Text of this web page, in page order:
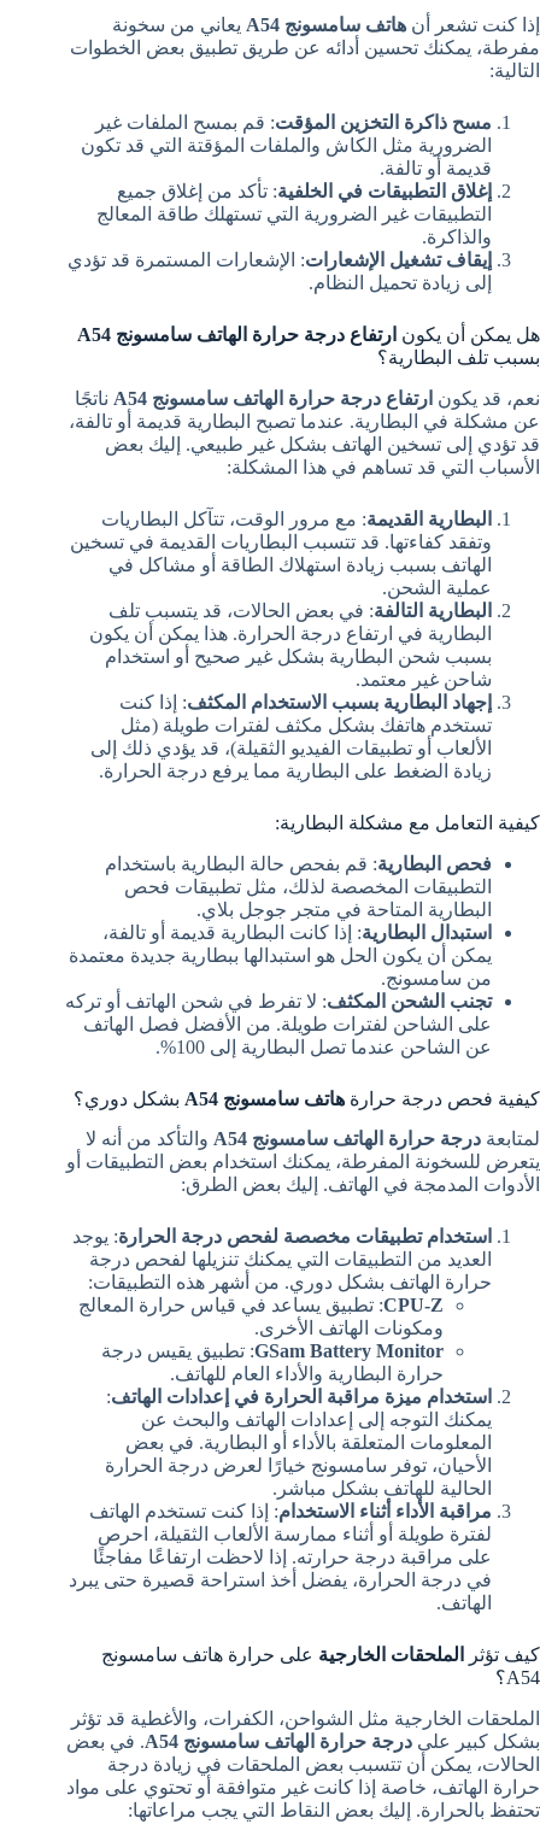
إذا كنت تشعر أن هاتف سامسونج A54
يعاني من سخونة
مفرطة، يمكنك تحسين أدائه عن طريق تطبيق بعض الخطوات
التالية:
مسح ذاكرة التخزين المؤقت: قم بمسح الملفات غير
الضرورية مثل الكاش والملفات المؤقتة التي قد تكون
قديمة أو تالفة.
إغلاق التطبيقات في الخلفية: تأكد من إغلاق جميع
التطبيقات غير الضرورية التي تستهلك طاقة المعالج
والذاكرة.
إيقاف تشغيل الإشعارات: الإشعارات المستمرة قد تؤدي
إلى زيادة تحميل النظام.
هل يمكن أن يكون ارتفاع درجة حرارة الهاتف سامسونج A54
بسبب تلف البطارية؟
نعم، قد يكون ارتفاع درجة حرارة الهاتف سامسونج A54
ناتجًا
عن مشكلة في البطارية. عندما تصبح البطارية قديمة أو تالفة،
قد تؤدي إلى تسخين الهاتف بشكل غير طبيعي. إليك بعض
الأسباب التي قد تساهم في هذا المشكلة:
البطارية القديمة: مع مرور الوقت، تتآكل البطاريات
وتفقد كفاءتها. قد تتسبب البطاريات القديمة في تسخين
الهاتف بسبب زيادة استهلاك الطاقة أو مشاكل في
عملية الشحن.
البطارية التالفة: في بعض الحالات، قد يتسبب تلف
البطارية في ارتفاع درجة الحرارة. هذا يمكن أن يكون
بسبب شحن البطارية بشكل غير صحيح أو استخدام
شاحن غير معتمد.
إجهاد البطارية بسبب الاستخدام المكثف: إذا كنت
تستخدم هاتفك بشكل مكثف لفترات طويلة (مثل
الألعاب أو تطبيقات الفيديو الثقيلة)، قد يؤدي ذلك إلى
زيادة الضغط على البطارية مما يرفع درجة الحرارة.
كيفية التعامل مع مشكلة البطارية:
فحص البطارية: قم بفحص حالة البطارية باستخدام
التطبيقات المخصصة لذلك، مثل تطبيقات فحص
البطارية المتاحة في متجر جوجل بلاي.
استبدال البطارية: إذا كانت البطارية قديمة أو تالفة،
يمكن أن يكون الحل هو استبدالها ببطارية جديدة معتمدة
من سامسونج.
تجنب الشحن المكثف: لا تفرط في شحن الهاتف أو تركه
على الشاحن لفترات طويلة. من الأفضل فصل الهاتف
عن الشاحن عندما تصل البطارية إلى 100%.
كيفية فحص درجة حرارة هاتف سامسونج A54
بشكل دوري؟
لمتابعة درجة حرارة الهاتف سامسونج A54
والتأكد من أنه لا
يتعرض للسخونة المفرطة، يمكنك استخدام بعض التطبيقات أو
الأدوات المدمجة في الهاتف. إليك بعض الطرق:
استخدام تطبيقات مخصصة لفحص درجة الحرارة: يوجد
العديد من التطبيقات التي يمكنك تنزيلها لفحص درجة
حرارة الهاتف بشكل دوري. من أشهر هذه التطبيقات:
CPU-Z: تطبيق يساعد في قياس حرارة المعالج
ومكونات الهاتف الأخرى.
GSam Battery Monitor: تطبيق يقيس درجة
حرارة البطارية والأداء العام للهاتف.
استخدام ميزة مراقبة الحرارة في إعدادات الهاتف:
يمكنك التوجه إلى إعدادات الهاتف والبحث عن
المعلومات المتعلقة بالأداء أو البطارية. في بعض
الأحيان، توفر سامسونج خيارًا لعرض درجة الحرارة
الحالية للهاتف بشكل مباشر.
مراقبة الأداء أثناء الاستخدام: إذا كنت تستخدم الهاتف
لفترة طويلة أو أثناء ممارسة الألعاب الثقيلة، احرص
على مراقبة درجة حرارته. إذا لاحظت ارتفاعًا مفاجئًا
في درجة الحرارة، يفضل أخذ استراحة قصيرة حتى يبرد
الهاتف.
كيف تؤثر الملحقات الخارجية على حرارة هاتف سامسونج
A54؟
الملحقات الخارجية مثل الشواحن، الكفرات، والأغطية قد تؤثر
بشكل كبير على درجة حرارة الهاتف سامسونج A54
. في بعض
الحالات، يمكن أن تتسبب بعض الملحقات في زيادة درجة
حرارة الهاتف، خاصة إذا كانت غير متوافقة أو تحتوي على مواد
تحتفظ بالحرارة. إليك بعض النقاط التي يجب مراعاتها: